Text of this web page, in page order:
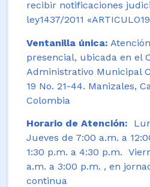
recibir notificaciones
ley1437/2011
Ventanilla única: Atención
presencial, ubicada en el
Administrativo Municipal
19 No. 21-44. Manizales,
Colombia
Horario de Atención:
Jueves de 7:00 a.m. a
1:30 p.m. a 4:30 p.m.
a.m. a 3:00 p.m. , en
continua